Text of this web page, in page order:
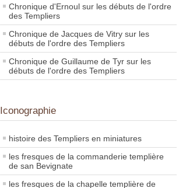
Chronique d'Ernoul sur les débuts de l'ordre
des Templiers
Chronique de Jacques de Vitry sur les
débuts de l'ordre des Templiers
Chronique de Guillaume de Tyr sur les
débuts de l'ordre des Templiers
Iconographie
histoire des Templiers en miniatures
les fresques de la commanderie templière
de san Bevignate
les fresques de la chapelle templière de